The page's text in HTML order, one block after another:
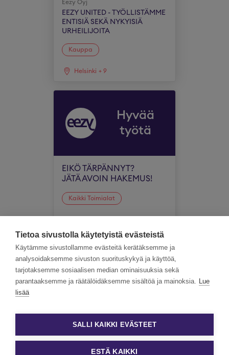
Eezy Oyj
EEZY UNITED - TYÖLLISTÄMME
ENTISIÄ SEKÄ NYKYISIÄ
URHEILIJOITA
Kauppa
Helsinki + 9
Hyvää
työtä
EIKÖ TÄRPÄNNYT?
JÄTÄ AVOIN HAKEMUS!
Kaikki Toimialat
Koko Suomi
Tietoa sivustolla käytetyistä evästeistä
Käytämme sivustollamme evästeitä kerätäksemme ja
analysoidaksemme sivuston suorituskykyä ja käyttöä,
tarjotaksemme sosiaalisen median ominaisuuksia sekä
parantaaksemme ja räätälöidäksemme sisältöä ja mainoksia. Lue
lisää
SALLI KAIKKI EVÄSTEET
ESTÄ KAIKKI